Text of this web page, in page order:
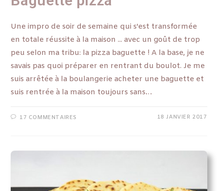
Une impro de soir de semaine qui s'est transformée
en totale réussite à la maison ... avec un goût de trop
peu selon ma tribu: la pizza baguette ! A la base, je ne
savais pas quoi préparer en rentrant du boulot. Je me
suis arrêtée à la boulangerie acheter une baguette et
suis rentrée à la maison toujours sans…
17 COMMENTAIRES 18 JANVIER 2017